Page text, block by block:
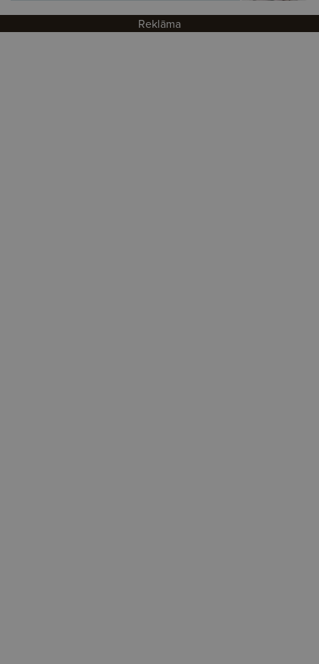
Reklāma